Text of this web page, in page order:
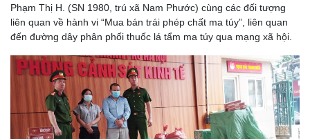
Phạm Thị H. (SN 1980, trú xã Nam Phước) cùng các đối tượng
liên quan về hành vi “Mua bán trái phép chất ma túy”, liên quan
đến đường dây phân phối thuốc lá tẩm ma túy qua mạng xã hội.